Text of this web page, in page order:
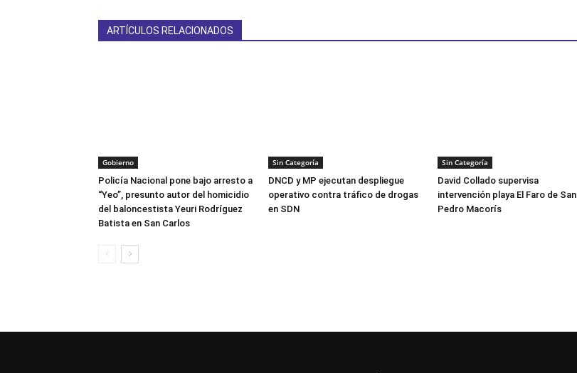
ARTÍCULOS RELACIONADOS
Gobierno
Policía Nacional pone bajo arresto a
“Yeo”, presunto autor del homicidio
del baloncestista Yeuri Rodríguez
Batista en San Carlos
Sin Categoría
DNCD y MP ejecutan despliegue
operativo contra tráfico de drogas
en SDN
Sin Categoría
David Collado supervisa
intervención playa El Faro de San
Pedro Macorís